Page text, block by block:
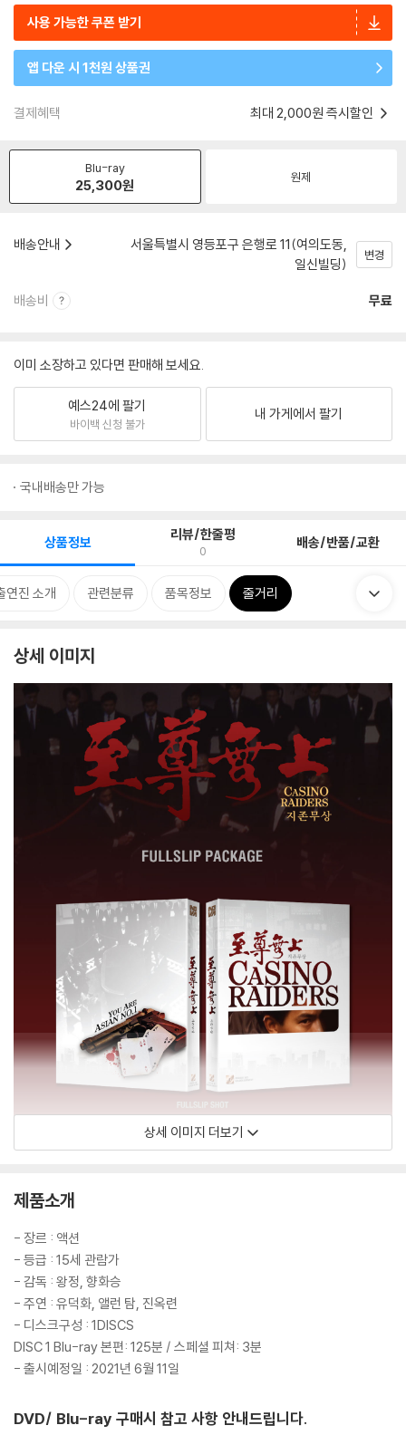
사용 가능한 쿠폰 받기
앱 다운 시 1천원 상품권
결제혜택 최대 2,000원 즉시할인
Blu-ray
25,300원 원제
배송안내
서울특별시 영등포구 은행로 11(여의도동,
일신빌딩)
변경
배송비 무료
이미 소장하고 있다면 판매해 보세요.
예스24에 팔기
바이백 신청 불가
내 가게에서 팔기
국내배송만 가능
상품정보 리뷰/한줄평
0 배송/반품/교환
연진 소개 관련분류 품목정보 줄거리
상세 이미지
상세 이미지 더보기
제품소개
- 장르 : 액션
- 등급 : 15세 관람가
- 감독 : 왕정, 향화승
- 주연 : 유덕화, 앨런 탐, 진옥련
- 디스크구성 : 1DISCS
DISC 1 Blu-ray 본편: 125분 / 스페셜 피쳐: 3분
- 출시예정일 : 2021년 6월 11일
DVD/ Blu-ray 구매시 참고 사항 안내드립니다.